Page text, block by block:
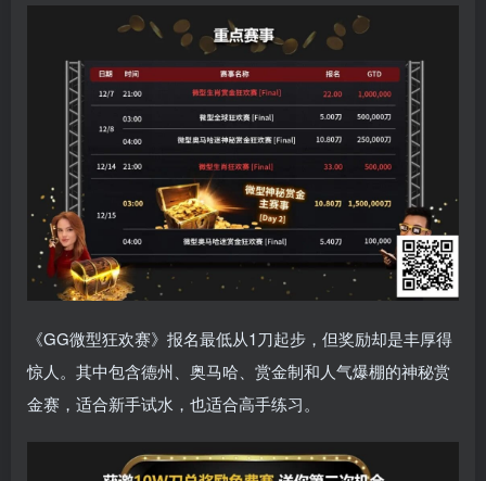
《GG微型狂欢赛》报名最低从1刀起步，但奖励却是丰厚得
惊人。其中包含德州、奥马哈、赏金制和人气爆棚的神秘赏
金赛，适合新手试水，也适合高手练习。